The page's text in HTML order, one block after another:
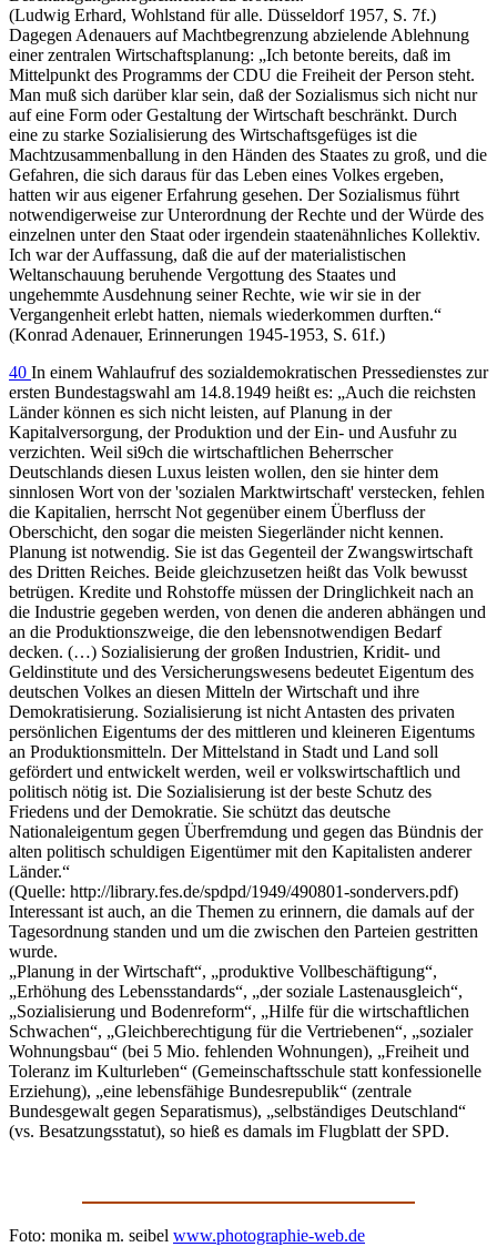
(Ludwig Erhard, Wohlstand für alle. Düsseldorf 1957, S. 7f.)
Dagegen Adenauers auf Machtbegrenzung abzielende Ablehnung
einer zentralen Wirtschaftsplanung: „Ich betonte bereits, daß im
Mittelpunkt des Programms der CDU die Freiheit der Person steht.
Man muß sich darüber klar sein, daß der Sozialismus sich nicht nur
auf eine Form oder Gestaltung der Wirtschaft beschränkt. Durch
eine zu starke Sozialisierung des Wirtschaftsgefüges ist die
Machtzusammenballung in den Händen des Staates zu groß, und die
Gefahren, die sich daraus für das Leben eines Volkes ergeben,
hatten wir aus eigener Erfahrung gesehen. Der Sozialismus führt
notwendigerweise zur Unterordnung der Rechte und der Würde des
einzelnen unter den Staat oder irgendein staatenähnliches Kollektiv.
Ich war der Auffassung, daß die auf der materialistischen
Weltanschauung beruhende Vergottung des Staates und
ungehemmte Ausdehnung seiner Rechte, wie wir sie in der
Vergangenheit erlebt hatten, niemals wiederkommen durften.“
(Konrad Adenauer, Erinnerungen 1945-1953, S. 61f.)
40 In einem Wahlaufruf des sozialdemokratischen Pressedienstes zur
ersten Bundestagswahl am 14.8.1949 heißt es: „Auch die reichsten
Länder können es sich nicht leisten, auf Planung in der
Kapitalversorgung, der Produktion und der Ein- und Ausfuhr zu
verzichten. Weil si9ch die wirtschaftlichen Beherrscher
Deutschlands diesen Luxus leisten wollen, den sie hinter dem
sinnlosen Wort von der 'sozialen Marktwirtschaft' verstecken, fehlen
die Kapitalien, herrscht Not gegenüber einem Überfluss der
Oberschicht, den sogar die meisten Siegerländer nicht kennen.
Planung ist notwendig. Sie ist das Gegenteil der Zwangswirtschaft
des Dritten Reiches. Beide gleichzusetzen heißt das Volk bewusst
betrügen. Kredite und Rohstoffe müssen der Dringlichkeit nach an
die Industrie gegeben werden, von denen die anderen abhängen und
an die Produktionszweige, die den lebensnotwendigen Bedarf
decken. (…) Sozialisierung der großen Industrien, Kridit- und
Geldinstitute und des Versicherungswesens bedeutet Eigentum des
deutschen Volkes an diesen Mitteln der Wirtschaft und ihre
Demokratisierung. Sozialisierung ist nicht Antasten des privaten
persönlichen Eigentums der des mittleren und kleineren Eigentums
an Produktionsmitteln. Der Mittelstand in Stadt und Land soll
gefördert und entwickelt werden, weil er volkswirtschaftlich und
politisch nötig ist. Die Sozialisierung ist der beste Schutz des
Friedens und der Demokratie. Sie schützt das deutsche
Nationaleigentum gegen Überfremdung und gegen das Bündnis der
alten politisch schuldigen Eigentümer mit den Kapitalisten anderer
Länder.“
(Quelle: http://library.fes.de/spdpd/1949/490801-sondervers.pdf)
Interessant ist auch, an die Themen zu erinnern, die damals auf der
Tagesordnung standen und um die zwischen den Parteien gestritten
wurde.
„Planung in der Wirtschaft“, „produktive Vollbeschäftigung“,
„Erhöhung des Lebensstandards“, „der soziale Lastenausgleich“,
„Sozialisierung und Bodenreform“, „Hilfe für die wirtschaftlichen
Schwachen“, „Gleichberechtigung für die Vertriebenen“, „sozialer
Wohnungsbau“ (bei 5 Mio. fehlenden Wohnungen), „Freiheit und
Toleranz im Kulturleben“ (Gemeinschaftsschule statt konfessionelle
Erziehung), „eine lebensfähige Bundesrepublik“ (zentrale
Bundesgewalt gegen Separatismus), „selbständiges Deutschland“
(vs. Besatzungsstatut), so hieß es damals im Flugblatt der SPD.
Foto: monika m. seibel www.photographie-web.de